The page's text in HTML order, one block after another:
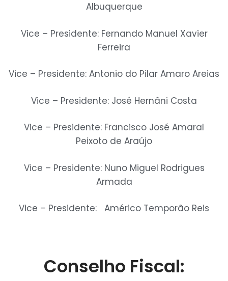
Albuquerque
Vice – Presidente: Fernando Manuel Xavier
Ferreira
Vice – Presidente: Antonio do Pilar Amaro Areias
Vice – Presidente: José Hernâni Costa
Vice – Presidente: Francisco José Amaral
Peixoto de Araújo
Vice – Presidente: Nuno Miguel Rodrigues
Armada
Vice – Presidente: Américo Temporão Reis
Conselho Fiscal: